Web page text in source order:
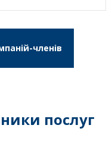
членів
послуг